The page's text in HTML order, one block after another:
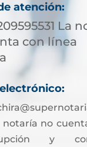
atención:
La
con línea
no
y